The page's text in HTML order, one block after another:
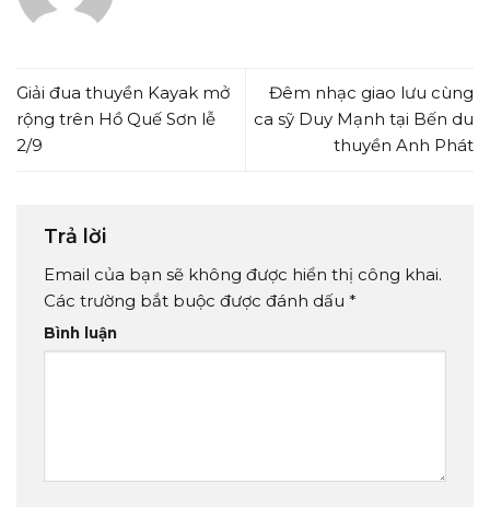
Giải đua thuyền Kayak mở
rộng trên Hồ Quế Sơn lễ
2/9
Đêm nhạc giao lưu cùng
ca sỹ Duy Mạnh tại Bến du
thuyền Anh Phát
Trả lời
Email của bạn sẽ không được hiển thị công khai.
Các trường bắt buộc được đánh dấu *
Bình luận